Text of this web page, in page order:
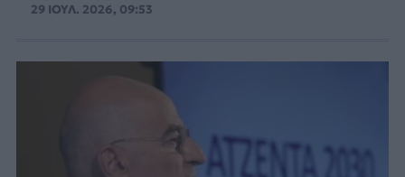
29 ΙΟΥΛ. 2026, 09:53